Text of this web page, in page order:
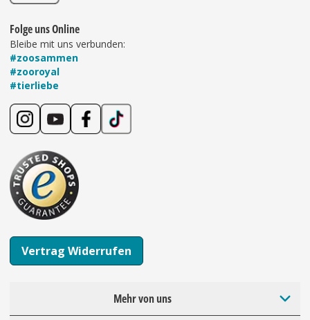
Folge uns Online
Bleibe mit uns verbunden:
#zoosammen
#zooroyal
#tierliebe
Vertrag Widerrufen
Mehr von uns